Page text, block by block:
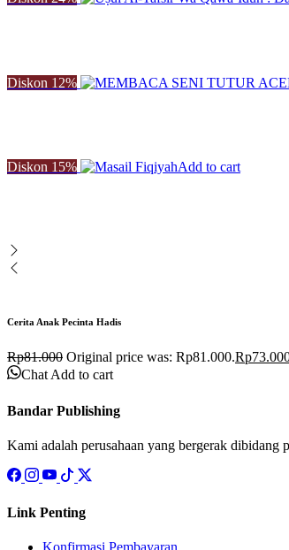
Diskon 12%
Diskon 15% Add to cart
Cerita Anak Pecinta Hadis
Rp81.000 Original price was: Rp81.000.Rp
Chat Add to cart
Bandar Publishing
Kami adalah perusahaan yang bergerak dibidang
Link Penting